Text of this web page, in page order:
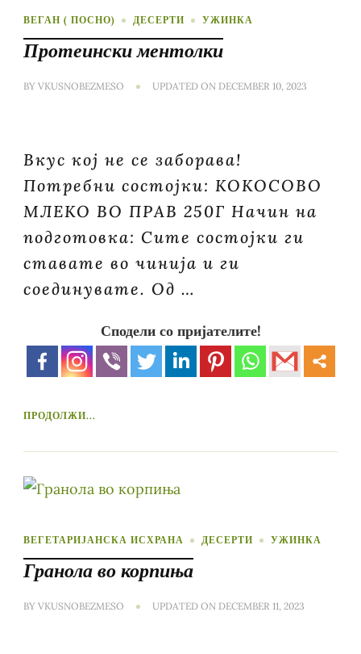
ВЕГАН ( ПОСНО) ДЕСЕРТИ УЖИНКА
Протеински ментолки
BY VKUSNOBEZMESO UPDATED ON DECEMBER 10, 2023
Вкус кој не се заборава!
Потребни состојки: КОКОСОВО
МЛЕКО ВО ПРАВ 250Г Начин на
подготовка: Сите состојки ги
ставате во чинија и ги
соединувате. Од …
Сподели со пријателите!
ПРОДОЛЖИ...
ВЕГЕТАРИЈАНСКА ИСХРАНА ДЕСЕРТИ УЖИНКА
Гранола во корпиња
BY VKUSNOBEZMESO UPDATED ON DECEMBER 11, 2023